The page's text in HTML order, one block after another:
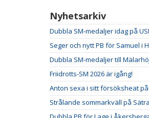
Nyhetsarkiv
Dubbla SM-medaljer idag på
Seger och nytt PB för Samuel i
Dubbla SM-medaljer till
Friidrotts-SM 2026 är igång!
Anton sexa i sitt försöksheat på
Strålande sommarkväll på